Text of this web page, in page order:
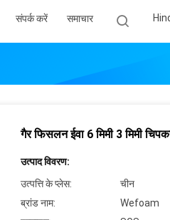
संपर्क करें समाचार
गैर फिसलन ईवा 6 मिमी 3 मिमी
उत्पाद विवरण:
उत्पत्ति के प्लेस:
चीन
ब्रांड नाम:
Wefoam